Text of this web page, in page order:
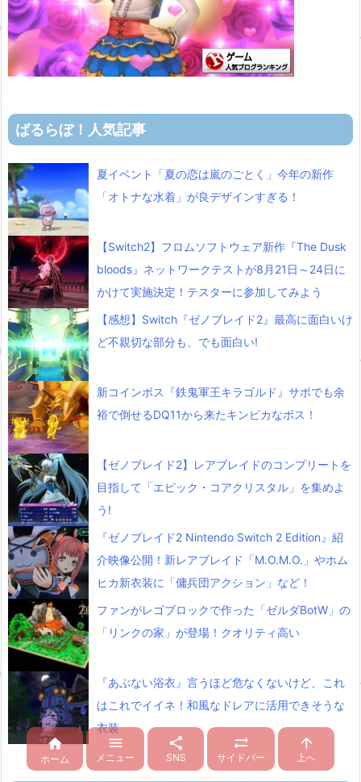
ばるらぼ！人気記事
夏イベント「夏の恋は嵐のごとく」今年の新作
「オトナな水着」が良デザインすぎる！
【Switch2】フロムソフトウェア新作『The Dusk
bloods』ネットワークテストが8月21日～24日に
かけて実施決定！テスターに参加してみよう
【感想】Switch『ゼノブレイド2』最高に面白いけ
ど不親切な部分も、でも面白い!
新コインボス『鉄鬼軍王キラゴルド』サポでも余
裕で倒せるDQ11から来たキンピカなボス！
【ゼノブレイド2】レアブレイドのコンプリートを
目指して「エピック・コアクリスタル」を集めよ
う!
『ゼノブレイド2 Nintendo Switch 2 Edition』紹
介映像公開！新レアブレイド「M.O.M.O.」やホム
ヒカ新衣装に「傭兵団アクション」など！
ファンがレゴブロックで作った「ゼルダBotW」の
「リンクの家」が登場！クオリティ高い
『あぶない浴衣』言うほど危なくないけど、これ
はこれでイイネ！和風なドレアに活用できそうな
衣装

ホーム

メニュー

SNS

サイドバー

上へ